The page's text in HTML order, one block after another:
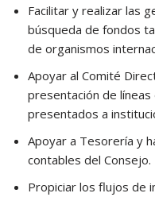
Facilitar y realizar las
búsqueda de fondos
de organismos
Apoyar al Comité
presentación de
presentados a
Apoyar a Tesorería y
contables del Consejo.
Propiciar los flujos de